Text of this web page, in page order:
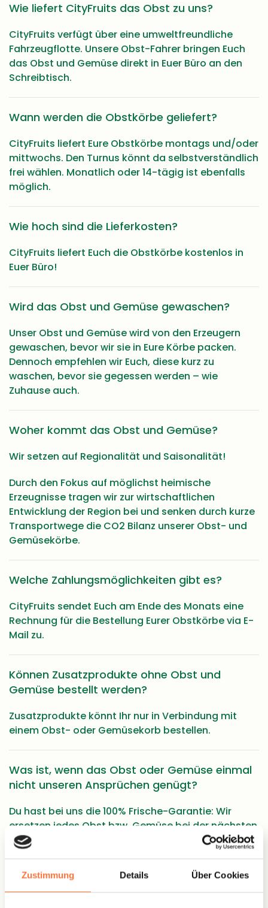
Zustimmung Details Über Cookies
Wie liefert CityFruits das Obst zu uns?
CityFruits verfügt über eine umweltfreundliche
Fahrzeugflotte. Unsere Obst-Fahrer bringen Euch
das Obst und Gemüse direkt in Euer Büro an den
Schreibtisch.
Wann werden die Obstkörbe geliefert?
CityFruits liefert Eure Obstkörbe montags und/oder
mittwochs. Den Turnus könnt da selbstverständlich
frei wählen. Monatlich oder 14-tägig ist ebenfalls
möglich.
Wie hoch sind die Lieferkosten?
CityFruits liefert Euch die Obstkörbe kostenlos in
Euer Büro!
Wird das Obst und Gemüse gewaschen?
Unser Obst und Gemüse wird von den Erzeugern
gewaschen, bevor wir sie in Eure Körbe packen.
Dennoch empfehlen wir Euch, diese kurz zu
waschen, bevor sie gegessen werden – wie
Zuhause auch.
Woher kommt das Obst und Gemüse?
Wir setzen auf Regionalität und Saisonalität!
Durch den Fokus auf möglichst heimische
Erzeugnisse tragen wir zur wirtschaftlichen
Entwicklung der Region bei und senken durch kurze
Transportwege die CO2 Bilanz unserer Obst- und
Gemüsekörbe.
Welche Zahlungsmöglichkeiten gibt es?
CityFruits sendet Euch am Ende des Monats eine
Rechnung für die Bestellung Eurer Obstkörbe via E-
Mail zu.
Können Zusatzprodukte ohne Obst und
Gemüse bestellt werden?
Zusatzprodukte könnt Ihr nur in Verbindung mit
einem Obst- oder Gemüsekorb bestellen.
Was ist, wenn das Obst oder Gemüse einmal
nicht unseren Ansprüchen genügt?
Du hast bei uns die 100% Frische-Garantie: Wir
ersetzen jedes Obst bzw. Gemüse bei der nächsten
Lieferung, dass Deinen Ansprüchen nicht genügt.
Welches Obst befindet sich in den
Obstkörben?